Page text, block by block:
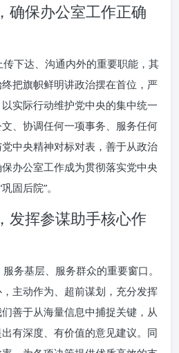
确保办公室工作正确
下达、沟通内外的重要职能，其
把旗帜鲜明讲政治摆在首位，严
实际行动维护党中央的集中统一
、协调任何一项事务、服务任何
中央精神对标对表，善于从政治
办公室工作成为贯彻落实党中央
固后院”。
发挥参谋助手核心作
务基层、服务群众的重要窗口。
主动作为、超前谋划，充分发挥
善于从海量信息中捕捉关键，从
有深度、有价值的意见建议。同